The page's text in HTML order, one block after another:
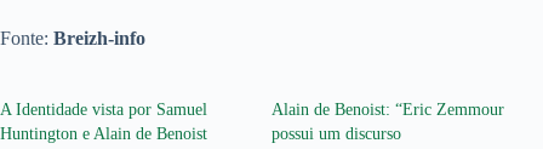
Fonte: Breizh-info
A Identidade vista por Samuel
Huntington e Alain de Benoist
Alain de Benoist: “Eric Zemmour
possui um discurso